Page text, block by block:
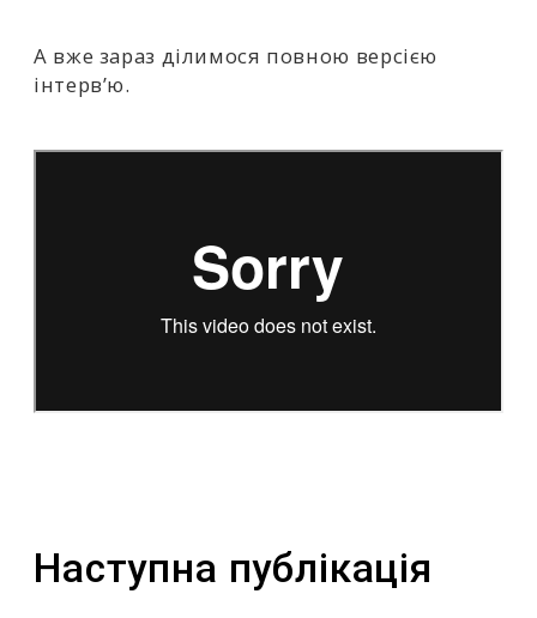
А вже зараз ділимося повною версією
інтерв’ю.
Наступна публікація